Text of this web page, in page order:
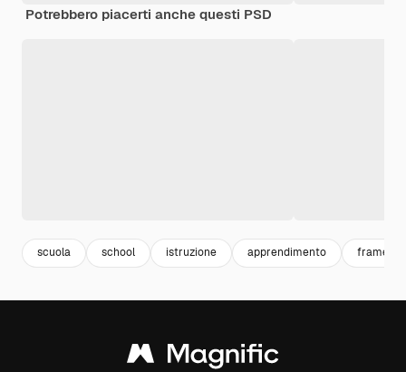
Potrebbero piacerti anche questi PSD
scuola school istruzione apprendimento frame